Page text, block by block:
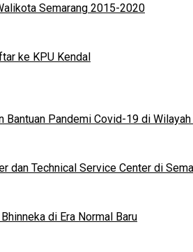
Semarang 2015-2020
ke KPU Kendal
Bantuan Pandemi Covid-19 di
dan Technical Service Center di
di Era Normal Baru